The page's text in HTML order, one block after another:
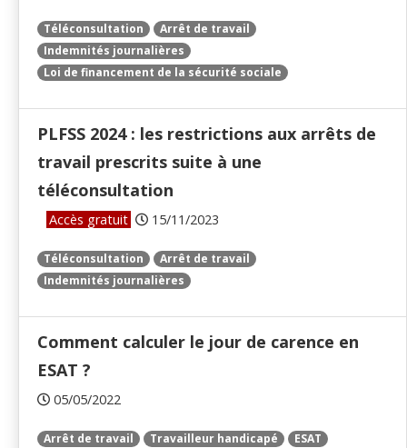
Téléconsultation
Arrêt de travail
Indemnités journalières
Loi de financement de la sécurité sociale
PLFSS 2024 : les restrictions aux arrêts de
travail prescrits suite à une
téléconsultation
Accès gratuit 15/11/2023
Téléconsultation
Arrêt de travail
Indemnités journalières
Comment calculer le jour de carence en
ESAT ?
05/05/2022
Arrêt de travail Travailleur handicapé
ESAT